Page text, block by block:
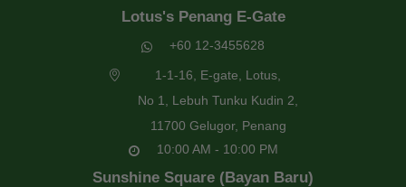
Lotus's Penang E-Gate
+60 12-3455628
1-1-16, E-gate, Lotus,
No 1, Lebuh Tunku Kudin 2,
11700 Gelugor, Penang
10:00 AM - 10:00 PM
Sunshine Square (Bayan Baru)